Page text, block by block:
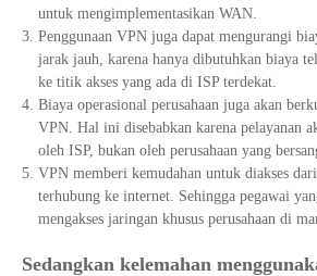
untuk mengimplementasikan WAN.
Penggunaan VPN juga dapat mengurangi
jarak jauh, karena hanya dibutuhkan biaya
ke titik akses yang ada di ISP terdekat.
Biaya operasional perusahaan juga akan
VPN. Hal ini disebabkan karena pelayanan
oleh ISP, bukan oleh perusahaan yang
VPN memberi kemudahan untuk diakses
terhubung ke internet. Sehingga pegawai
mengakses jaringan khusus perusahaan di
Sedangkan kelemahan